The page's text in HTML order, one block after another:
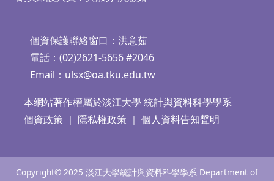
個資保護聯絡窗口：洪意茹
電話：(02)2621-5656 #2046
Email： ulsx@oa.tku.edu.tw
本網站著作權屬於淡江大學 統計與資料科學學系
個資政策｜ 隱私權政策｜ 個人資料告知聲明
Copyright© 2025 淡江大學統計與資料科學學系 Department of